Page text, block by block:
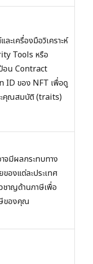
ละเครื่องมือวิเคราะห์
Tools หรือ
อน Contract
ID ของ NFT เพื่อดู
ะคุณสมบัติ (traits)
จมีผลกระทบทาง
องแต่ละประเทศ
าญด้านภาษีเพื่อ
ษีของคุณ